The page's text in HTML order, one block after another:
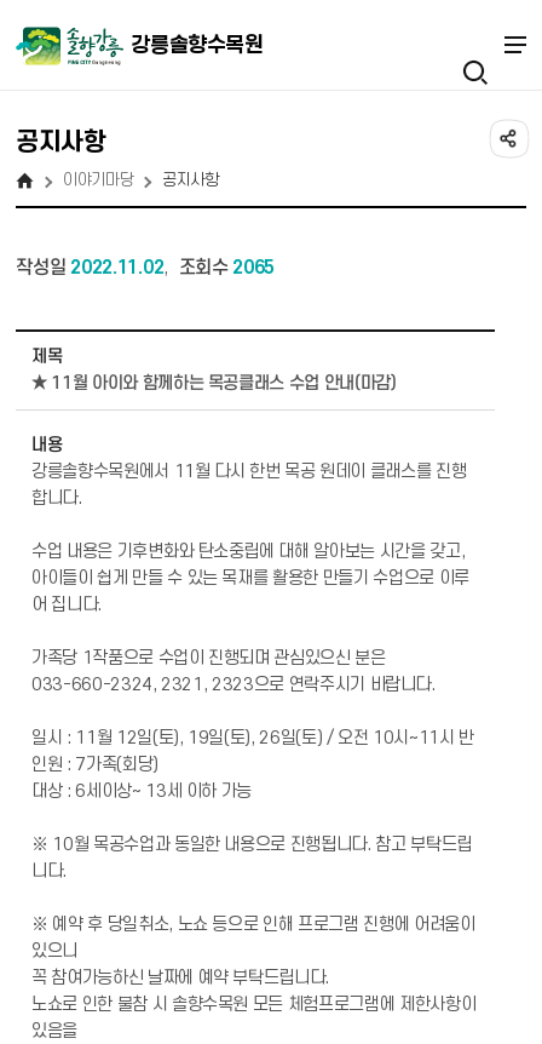
강릉솔향수목원
공지사항
이야기마당 공지사항
작성일 2022.11.02, 조회수 2065
제목
★ 11월 아이와 함께하는 목공클래스 수업 안내(마감)
내용
강릉솔향수목원에서 11월 다시 한번 목공 원데이 클래스를 진행
합니다.
수업 내용은 기후변화와 탄소중립에 대해 알아보는 시간을 갖고,
아이들이 쉽게 만들 수 있는 목재를 활용한 만들기 수업으로 이루
어 집니다.
가족당 1작품으로 수업이 진행되며 관심있으신 분은
033-660-2324, 2321, 2323으로 연락주시기 바랍니다.
일시 : 11월 12일(토), 19일(토), 26일(토) / 오전 10시~11시 반
인원 : 7가족(회당)
대상 : 6세이상~ 13세 이하 가능
※ 10월 목공수업과 동일한 내용으로 진행됩니다. 참고 부탁드립
니다.
※ 예약 후 당일취소, 노쇼 등으로 인해 프로그램 진행에 어려움이
있으니
꼭 참여가능하신 날짜에 예약 부탁드립니다.
노쇼로 인한 불참 시 솔향수목원 모든 체험프로그램에 제한사항이
있음을